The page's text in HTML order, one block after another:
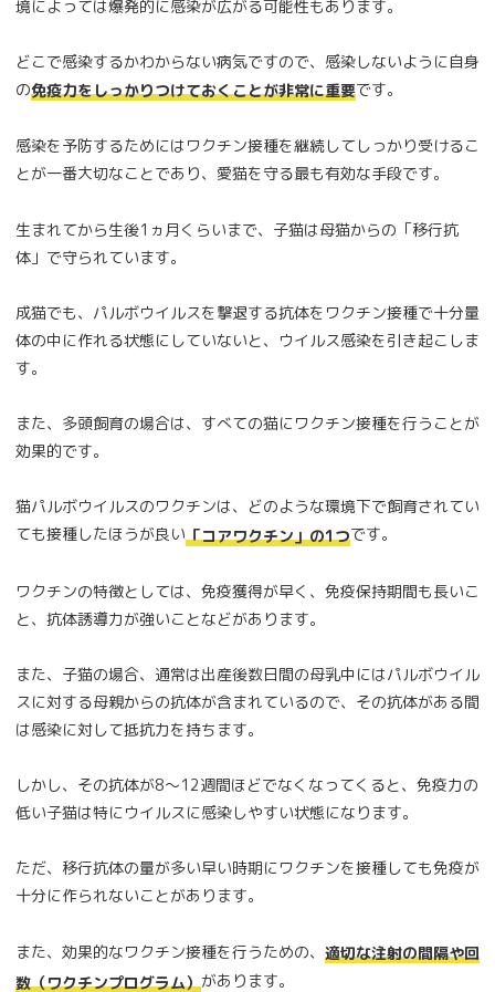
境によっては爆発的に感染が広がる可能性もあります。
どこで感染するかわからない病気ですので、感染しないように自身
の免疫力をしっかりつけておくことが非常に重要です。
感染を予防するためにはワクチン接種を継続してしっかり受けるこ
とが一番大切なことであり、愛猫を守る最も有効な手段です。
生まれてから生後1ヵ月くらいまで、子猫は母猫からの「移行抗
体」で守られています。
成猫でも、パルボウイルスを撃退する抗体をワクチン接種で十分量
体の中に作れる状態にしていないと、ウイルス感染を引き起こしま
す。
また、多頭飼育の場合は、すべての猫にワクチン接種を行うことが
効果的です。
猫パルボウイルスのワクチンは、どのような環境下で飼育されてい
ても接種したほうが良い「コアワクチン」の1つです。
ワクチンの特徴としては、免疫獲得が早く、免疫保持期間も長いこ
と、抗体誘導力が強いことなどがあります。
また、子猫の場合、通常は出産後数日間の母乳中にはパルボウイル
スに対する母親からの抗体が含まれているので、その抗体がある間
は感染に対して抵抗力を持ちます。
しかし、その抗体が8～12週間ほどでなくなってくると、免疫力の
低い子猫は特にウイルスに感染しやすい状態になります。
ただ、移行抗体の量が多い早い時期にワクチンを接種しても免疫が
十分に作られないことがあります。
また、効果的なワクチン接種を行うための、 適切な注射の間隔や回
数（ワクチンプログラム）があります。